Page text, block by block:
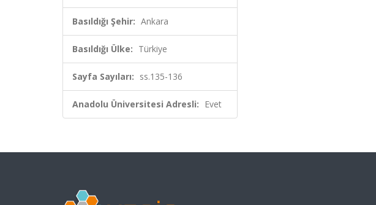
Basıldığı Şehir: Ankara
Basıldığı Ülke: Türkiye
Sayfa Sayıları: ss.135-136
Anadolu Üniversitesi Adresli: Evet